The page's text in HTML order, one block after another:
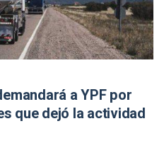
a YPF por
que dejó la actividad